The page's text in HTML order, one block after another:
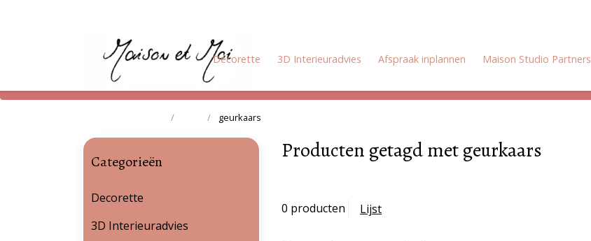
Decorette 3D Interieuradvies Afspraak inplannen Maison Studio Partners
geurkaars
Producten getagd met geurkaars
0 producten Lijst
Categorieën
Decorette
3D Interieuradvies